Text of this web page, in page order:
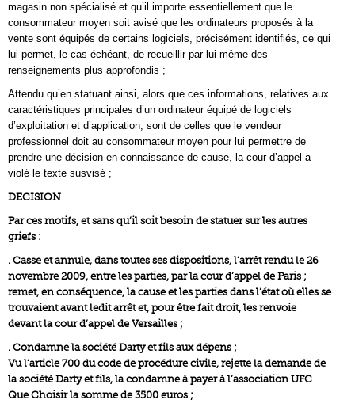
magasin non spécialisé et qu’il importe essentiellement que le
consommateur moyen soit avisé que les ordinateurs proposés à la
vente sont équipés de certains logiciels, précisément identifiés, ce qui
lui permet, le cas échéant, de recueillir par lui-même des
renseignements plus approfondis ;
Attendu qu’en statuant ainsi, alors que ces informations, relatives aux
caractéristiques principales d’un ordinateur équipé de logiciels
d’exploitation et d’application, sont de celles que le vendeur
professionnel doit au consommateur moyen pour lui permettre de
prendre une décision en connaissance de cause, la cour d’appel a
violé le texte susvisé ;
DECISION
Par ces motifs, et sans qu’il soit besoin de statuer sur les autres
griefs :
. Casse et annule, dans toutes ses dispositions, l’arrêt rendu le 26
novembre 2009, entre les parties, par la cour d’appel de Paris ;
remet, en conséquence, la cause et les parties dans l’état où elles se
trouvaient avant ledit arrêt et, pour être fait droit, les renvoie
devant la cour d’appel de Versailles ;
. Condamne la société Darty et fils aux dépens ;
Vu l’article 700 du code de procédure civile, rejette la demande de
la société Darty et fils, la condamne à payer à l’association UFC
Que Choisir la somme de 3500 euros ;